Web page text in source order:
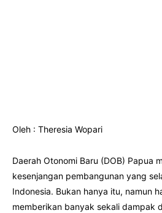
Oleh : Theresia Wopari
Daerah Otonomi Baru (DOB) Papua
kesenjangan pembangunan yang
Indonesia. Bukan hanya itu, namun
memberikan banyak sekali dampak